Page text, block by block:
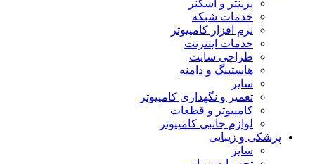
پرینتر و اسکنر
خدمات شبکه
نرم افزار کامپیوتر
خدمات اینترنت
طراحی سایت
هاستینگ و دامنه
سایر
تعمیر و نگهداری کامپیوتر
کامپیوتر و قطعات
لوازم جانبی کامپیوتر
پزشکی و زیبایی
سایر